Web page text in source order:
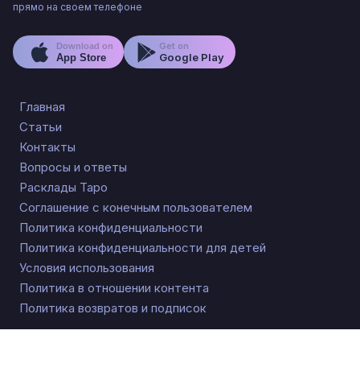
прямо на своем телефоне
Download on
App Store
Get on
Google Play
Главная
Статьи
Контакты
Вопросы и ответы
Расклады Таро
Соглашение с конечным пользователем
Политика конфиденциальности
Политика конфиденциальности для детей
Условия использования
Политика в отношении контента
Политика возвратов и подписок